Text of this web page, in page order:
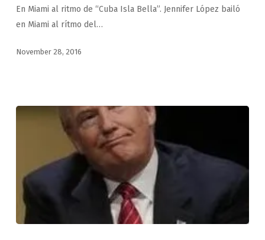
cubano
En Miami al ritmo de “Cuba Isla Bella”. Jennifer López bailó
en Miami al rítmo del…
November 28, 2016